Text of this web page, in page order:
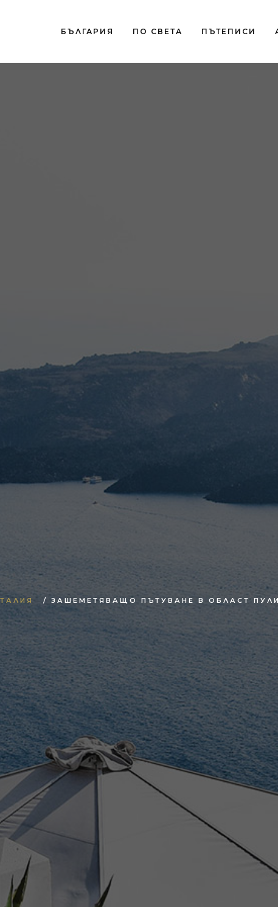
БЪЛГАРИЯ ПО СВЕТА ПЪТЕПИСИ
/ ЗАШЕМЕТЯВАЩО ПЪТУВАНЕ В ОБЛАСТ